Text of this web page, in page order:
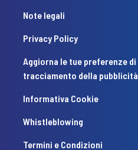
Note legali
Privacy Policy
Aggiorna le tue preferenze di
tracciamento della pubblicità
Informativa Cookie
Whistleblowing
Termini e Condizioni